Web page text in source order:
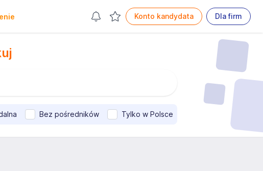
Konto kandydata Dla firm
Bez pośredników Tylko w Polsce